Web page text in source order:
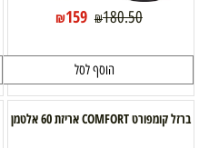
₪180.50
₪159
הוסף לסל
ברזל קומפורט COMFORT אריזת 60 אלטמן